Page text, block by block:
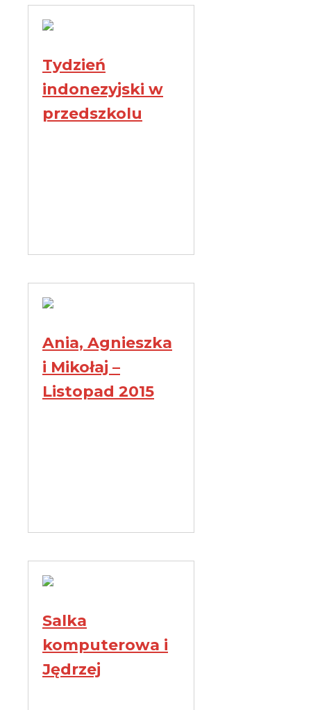
Tydzień
indonezyjski w
przedszkolu
Ania, Agnieszka
i Mikołaj –
Listopad 2015
Salka
komputerowa i
Jędrzej